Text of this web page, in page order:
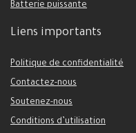
Batterie puissante
Liens importants
Politique de confidentialité
Contactez-nous
Soutenez-nous
Conditions d’utilisation